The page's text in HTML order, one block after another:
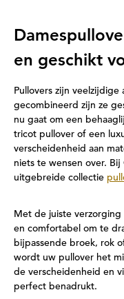
en geschikt
Pullovers zijn
gecombineerd zijn ze
nu gaat om een
tricot pullover of een
verscheidenheid aan
niets te wensen over.
uitgebreide collectie
Met de juiste
en comfortabel om te
bijpassende broek, rok
wordt uw pullover het
de verscheidenheid en
perfect benadrukt.